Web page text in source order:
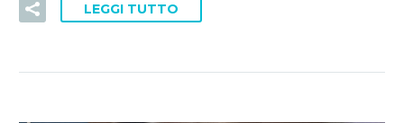
LEGGI TUTTO